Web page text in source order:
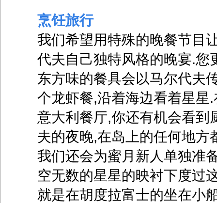
烹饪旅行
我们希望用特殊的晚餐节目
代夫自己独特风格的晚宴.您
东方味的餐具会以马尔代夫
个龙虾餐,沿着海边看着星星
意大利餐厅,你还有机会看到
夫的夜晚,在岛上的任何地方
我们还会为蜜月新人单独准
空无数的星星的映衬下度过
就是在胡度拉富士的坐在小